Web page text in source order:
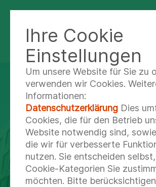
KLINIK NORD - PSYCHIATRIE
WANDSBEK
Ihre Cookie
Einstellungen
Um unsere Website für Sie zu
verwenden wir Cookies.
Informationen:
Datenschutzerklärung Dies
Cookies, die für den Betrieb
Website notwendig sind,
die wir für verbesserte
nutzen. Sie entscheiden
Cookie-Kategorien Sie
möchten. Bitte